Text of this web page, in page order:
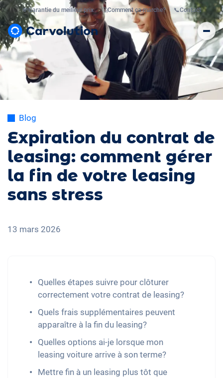
💸Garantie du meilleur prix 🤔Comment ça marche? 📞Contact
Blog
Expiration du contrat de
leasing: comment gérer
la fin de votre leasing
sans stress
13 mars 2026
Quelles étapes suivre pour clôturer
correctement votre contrat de leasing?
Quels frais supplémentaires peuvent
apparaître à la fin du leasing?
Quelles options ai-je lorsque mon
leasing voiture arrive à son terme?
Mettre fin à un leasing plus tôt que